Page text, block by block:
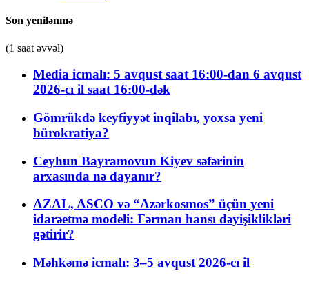
Son yenilənmə
(1 saat əvvəl)
Media icmalı: 5 avqust saat 16:00-dan 6 avqust
2026-cı il saat 16:00-dək
Gömrükdə keyfiyyət inqilabı, yoxsa yeni
bürokratiya?
Ceyhun Bayramovun Kiyev səfərinin
arxasında nə dayanır?
AZAL, ASCO və “Azərkosmos” üçün yeni
idarəetmə modeli: Fərman hansı dəyişiklikləri
gətirir?
Məhkəmə icmalı: 3–5 avqust 2026-cı il